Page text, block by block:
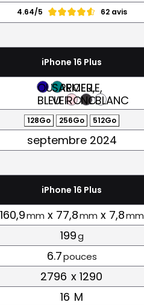
4.64/5 62 avis
iPhone 16 Plus
OUTREMER,
BLEU
SARCELLE,
VERTROSENOIRBLANC
128Go 256Go 512Go
septembre 2024
iPhone 16 Plus
160,9mm x 77,8mm x 7,8mm
199g
6.7pouces
2796 x 1290
16 M